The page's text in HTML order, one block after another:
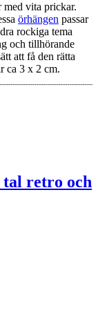
med vita prickar.
örhängen passar
rockiga tema
och tillhörande
att få den rätta
ca 3 x 2 cm.
retro och